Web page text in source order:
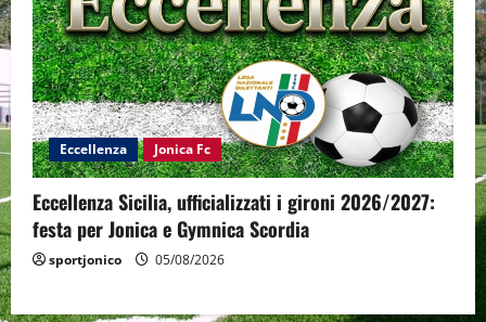
Eccellenza Jonica Fc
Eccellenza Sicilia, ufficializzati i gironi 2026/2027:
festa per Jonica e Gymnica Scordia
sportjonico 05/08/2026